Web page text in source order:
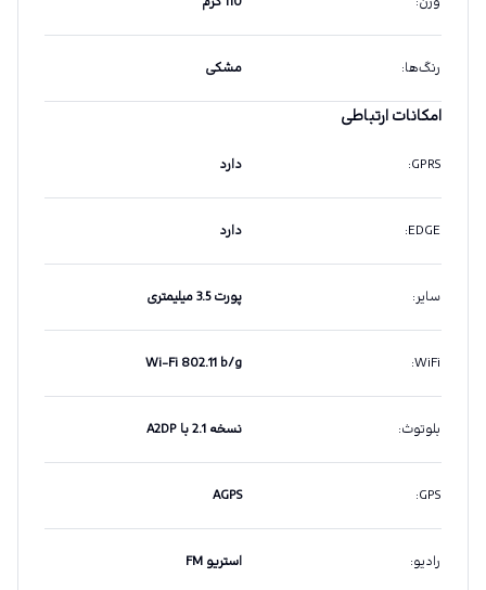
رنگ‌ها: مشکی
امکانات ارتباطی
GPRS
: دارد
EDGE
: دارد
سایر: پورت 3.5 میلیمتری
WiFi
:
Wi-Fi 802.11 b/g
بلوتوث: نسخه 2.1 با A2DP
GPS
:
AGPS
رادیو: استریو FM